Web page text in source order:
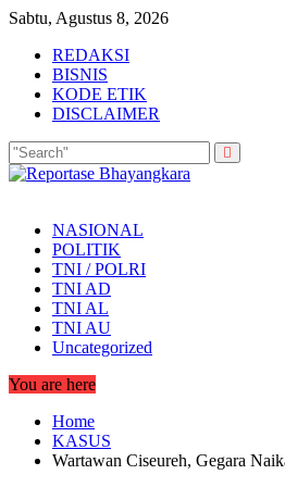
Skip
content
Sabtu, Agustus 8, 2026
REDAKSI
BISNIS
KODE ETIK
DISCLAIMER
NASIONAL
POLITIK
TNI / POLRI
TNI AD
TNI AL
TNI AU
Uncategorized
You are here
Home
KASUS
Wartawan Ciseureh, Gegara